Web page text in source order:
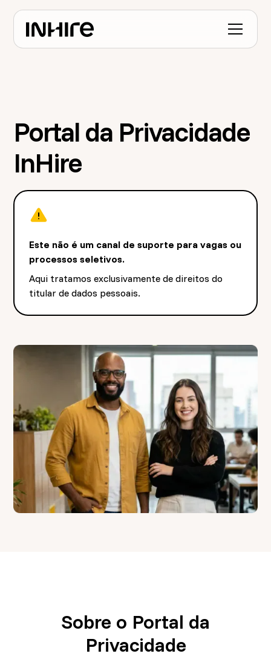
Portal da Privacidade
InHire
Este não é um canal de suporte para vagas ou
processos seletivos.
Aqui tratamos exclusivamente de direitos do
titular de dados pessoais.
Sobre o Portal da
Privacidade